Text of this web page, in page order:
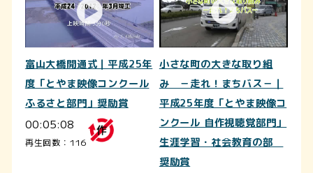
富山大橋開通式｜平成25年
度「とやま映像コンクール
ふるさと部門」奨励賞
00:05:08
再生回数：116
小さな町の大きな取り組
み －走れ！まちバス－｜
平成25年度「とやま映像コ
ンクール 自作視聴覚部門」
生涯学習・社会教育の部
奨励賞